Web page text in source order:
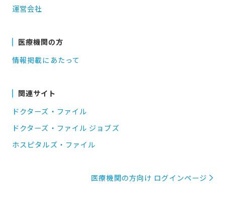
運営会社
医療機関の方
情報掲載にあたって
関連サイト
ドクターズ・ファイル
ドクターズ・ファイル ジョブズ
ホスピタルズ・ファイル
医療機関の方向け ログインページ